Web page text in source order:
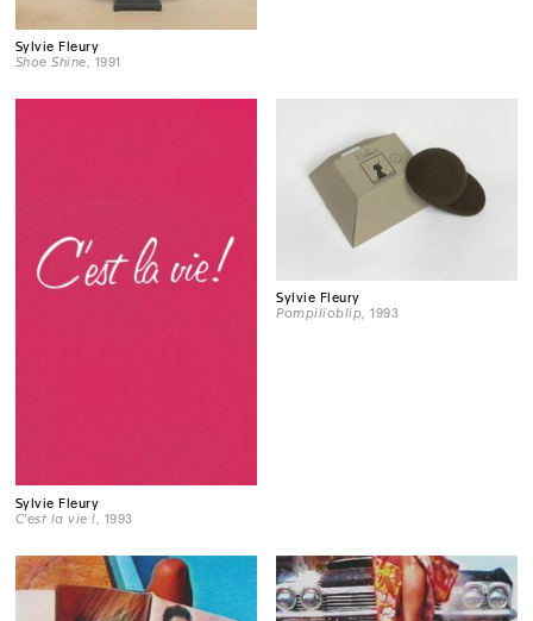
Sylvie Fleury
Shoe Shine , 1991
Sylvie Fleury
C'est la vie ! , 1993
Sylvie Fleury
Pompilioblip , 1993